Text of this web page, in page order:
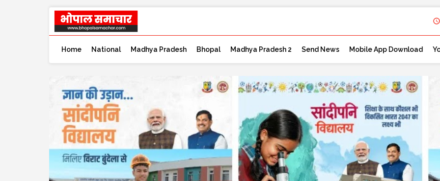
Home National Madhya Pradesh Bhopal Madhya Pradesh 2 Send News Mobile App Download